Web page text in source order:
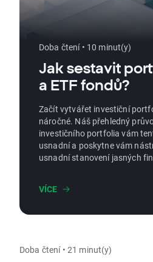
Doba čtení • 10 minut(y)
Jak sestavit
a ETF fondů?
Začít vytvářet investiční
náročné. Náš přehledný
investičního portfolia vám
usnadní a poskytne vám
usnadní stanovení jasných
aktiv pro optimální růst. Na
a praktických kroků se
která bude připravena
VÍCE
Doba čtení • 21 minut(y)